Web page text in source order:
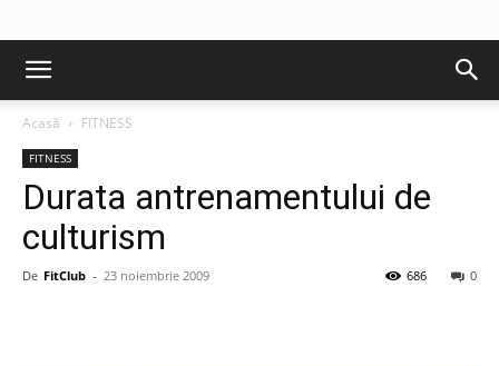
Acasă FITNESS
FITNESS
Durata antrenamentului de
culturism
De FitClub - 23 noiembrie 2009 0
686